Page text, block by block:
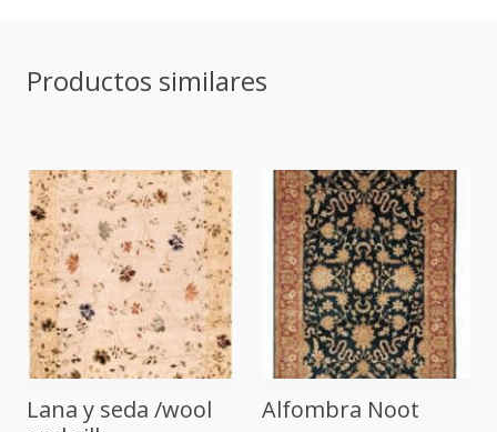
Productos similares
Lana y seda /wool
Alfombra Noot